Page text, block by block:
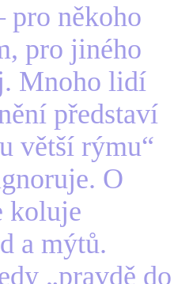
pro někoho
pro jiného
Mnoho lidí
představí
větší rýmu“
O
koluje
a mýtů.
„pravdě do